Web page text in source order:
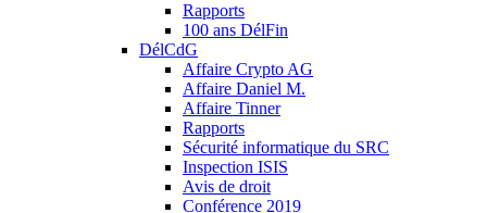
Rapports
100 ans DélFin
DélCdG
Affaire Crypto AG
Affaire Daniel M.
Affaire Tinner
Rapports
Sécurité informatique du SRC
Inspection ISIS
Avis de droit
Conférence 2019